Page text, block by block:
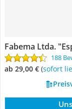
Fabema Ltda.
188
ab 29,00 € ( Sofort